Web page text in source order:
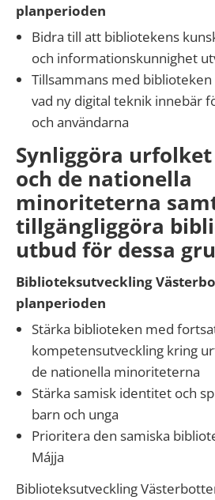
planperioden
Bidra till att bibliotekens
och informationskunnighet
Tillsammans med
vad ny digital teknik innebär
och användarna
Synliggöra
och de nationella
minoriteterna
tillgängliggöra
utbud för dessa
Biblioteksutveckling
planperioden
Stärka biblioteken med
kompetensutveckling kring
de nationella minoriteterna
Stärka samisk identitet och
barn och unga
Prioritera den samiska
Májja
Biblioteksutveckling